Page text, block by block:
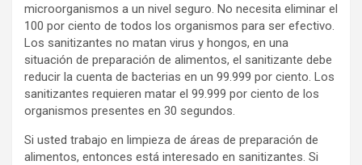
microorganismos a un nivel seguro. No necesita eliminar el
100 por ciento de todos los organismos para ser efectivo.
Los sanitizantes no matan virus y hongos, en una
situación de preparación de alimentos, el sanitizante debe
reducir la cuenta de bacterias en un 99.999 por ciento. Los
sanitizantes requieren matar el 99.999 por ciento de los
organismos presentes en 30 segundos.
Si usted trabajo en limpieza de áreas de preparación de
alimentos, entonces está interesado en sanitizantes. Si